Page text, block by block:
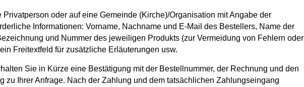
oder auf eine Gemeinde (Kirche)/Organisation mit Angabe der
Informationen: Vorname, Nachname und E-Mail des Bestellers, Name der
und Nummer des jeweiligen Produkts (zur Vermeidung von Fehlern oder
Freitextfeld für zusätzliche Erläuterungen usw.
Sie in Kürze eine Bestätigung mit der Bestellnummer, der Rechnung und den
zu Ihrer Anfrage. Nach der Zahlung und dem tatsächlichen Zahlungseingang